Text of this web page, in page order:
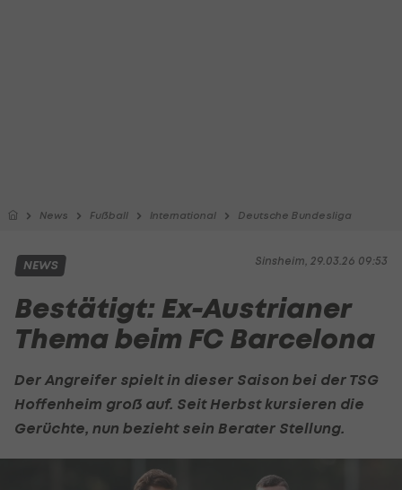
News Fußball International Deutsche Bundesliga
Sinsheim, 29.03.26 09:53
NEWS
Bestätigt: Ex-Austrianer
Thema beim FC Barcelona
Der Angreifer spielt in dieser Saison bei der TSG
Hoffenheim groß auf. Seit Herbst kursieren die
Gerüchte, nun bezieht sein Berater Stellung.